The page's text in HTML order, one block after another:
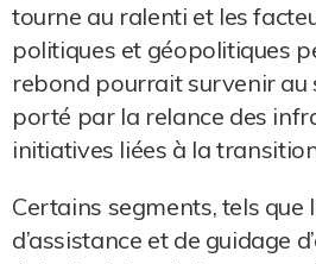
tourne au ralenti et les
politiques et géopolitiques
rebond pourrait survenir au
porté par la relance des
initiatives liées à la
Certains segments, tels que
d’assistance et de guidage